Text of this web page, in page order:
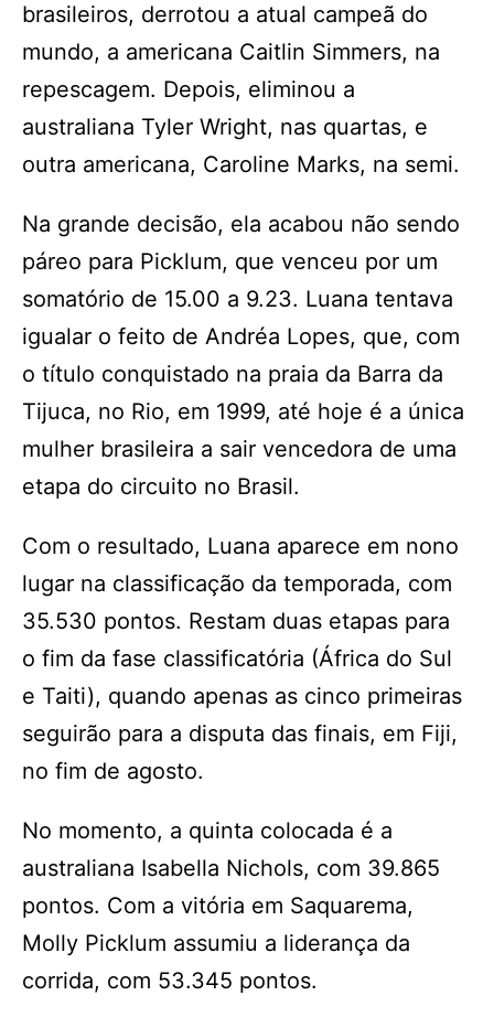
brasileiros, derrotou a atual campeã do
mundo, a americana Caitlin Simmers, na
repescagem. Depois, eliminou a
australiana Tyler Wright, nas quartas, e
outra americana, Caroline Marks, na semi.
Na grande decisão, ela acabou não sendo
páreo para Picklum, que venceu por um
somatório de 15.00 a 9.23. Luana tentava
igualar o feito de Andréa Lopes, que, com
o título conquistado na praia da Barra da
Tijuca, no Rio, em 1999, até hoje é a única
mulher brasileira a sair vencedora de uma
etapa do circuito no Brasil.
Com o resultado, Luana aparece em nono
lugar na classificação da temporada, com
35.530 pontos. Restam duas etapas para
o fim da fase classificatória (África do Sul
e Taiti), quando apenas as cinco primeiras
seguirão para a disputa das finais, em Fiji,
no fim de agosto.
No momento, a quinta colocada é a
australiana Isabella Nichols, com 39.865
pontos. Com a vitória em Saquarema,
Molly Picklum assumiu a liderança da
corrida, com 53.345 pontos.